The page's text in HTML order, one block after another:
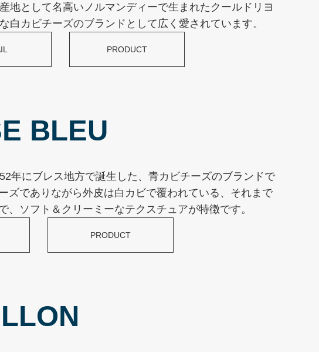
地として名高いノルマンディーで生まれたクールドリヨ
白カビチーズのブランドとして広く愛されています。
PRODUCT
BLEU
年にブレス地方で誕生した、青カビチーズのブランドで
ズでありながら外皮は白カビで覆われている、それまで
、ソフト＆クリーミーなテクスチュアが特徴です。
PRODUCT